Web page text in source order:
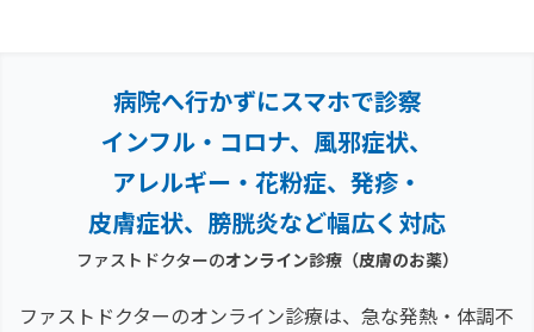
病院へ行かずにスマホで診察
インフル・コロナ、風邪症状、
アレルギー・花粉症、 発疹・
皮膚症状、膀胱炎など幅広く対応
ファストドクターのオンライン診療（皮膚のお薬）
ファストドクターのオンライン診療は、急な発熱・体調不